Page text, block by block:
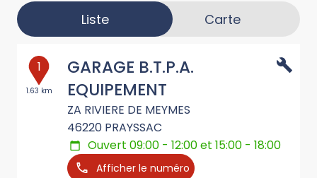
Liste Carte
1
1.63 km
GARAGE B.T.P.A.
EQUIPEMENT
ZA RIVIERE DE MEYMES
46220 PRAYSSAC
Ouvert 09:00 - 12:00 et 15:00 - 18:00
Afficher le numéro